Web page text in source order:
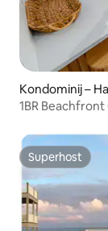
Kondominij –
1BR Beachfront
Superhost
Superhost